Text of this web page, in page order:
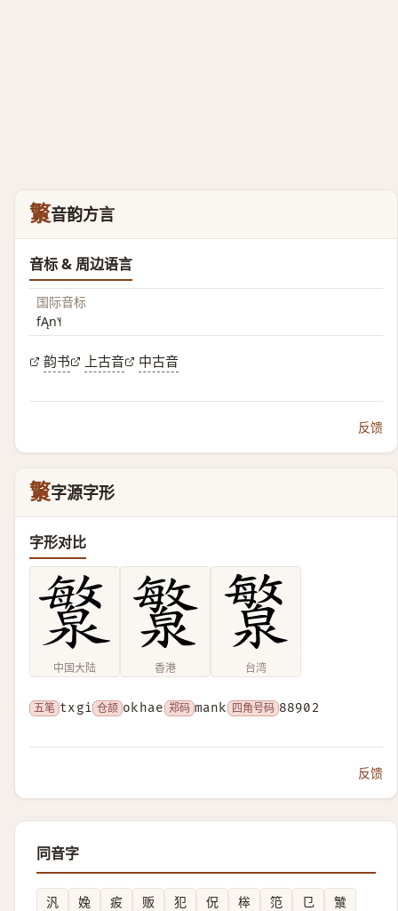
瀪音韵方言
音标 & 周边语言
国际音标
fĄn˥˧
韵书 上古音 中古音
反馈
瀪字源字形
字形对比
中国大陆 香港 台湾
五笔 txgi 仓颉 okhae 郑码 mank 四角号码 88902
反馈
同音字
汎 婏 㽹 贩 犯 㑆 桳 笵 㔾
㶗